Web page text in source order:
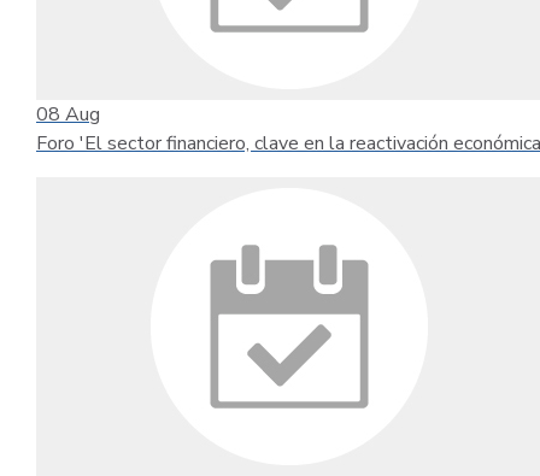
08 Aug
Foro 'El sector financiero, clave en la reactivación